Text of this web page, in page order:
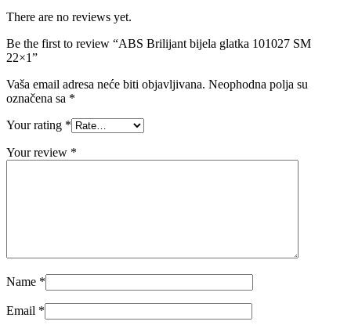
There are no reviews yet.
Be the first to review “ABS Brilijant bijela glatka 101027 SM
22×1”
Vaša email adresa neće biti objavljivana. Neophodna polja su
označena sa *
Your rating *
Your review *
Name *
Email *